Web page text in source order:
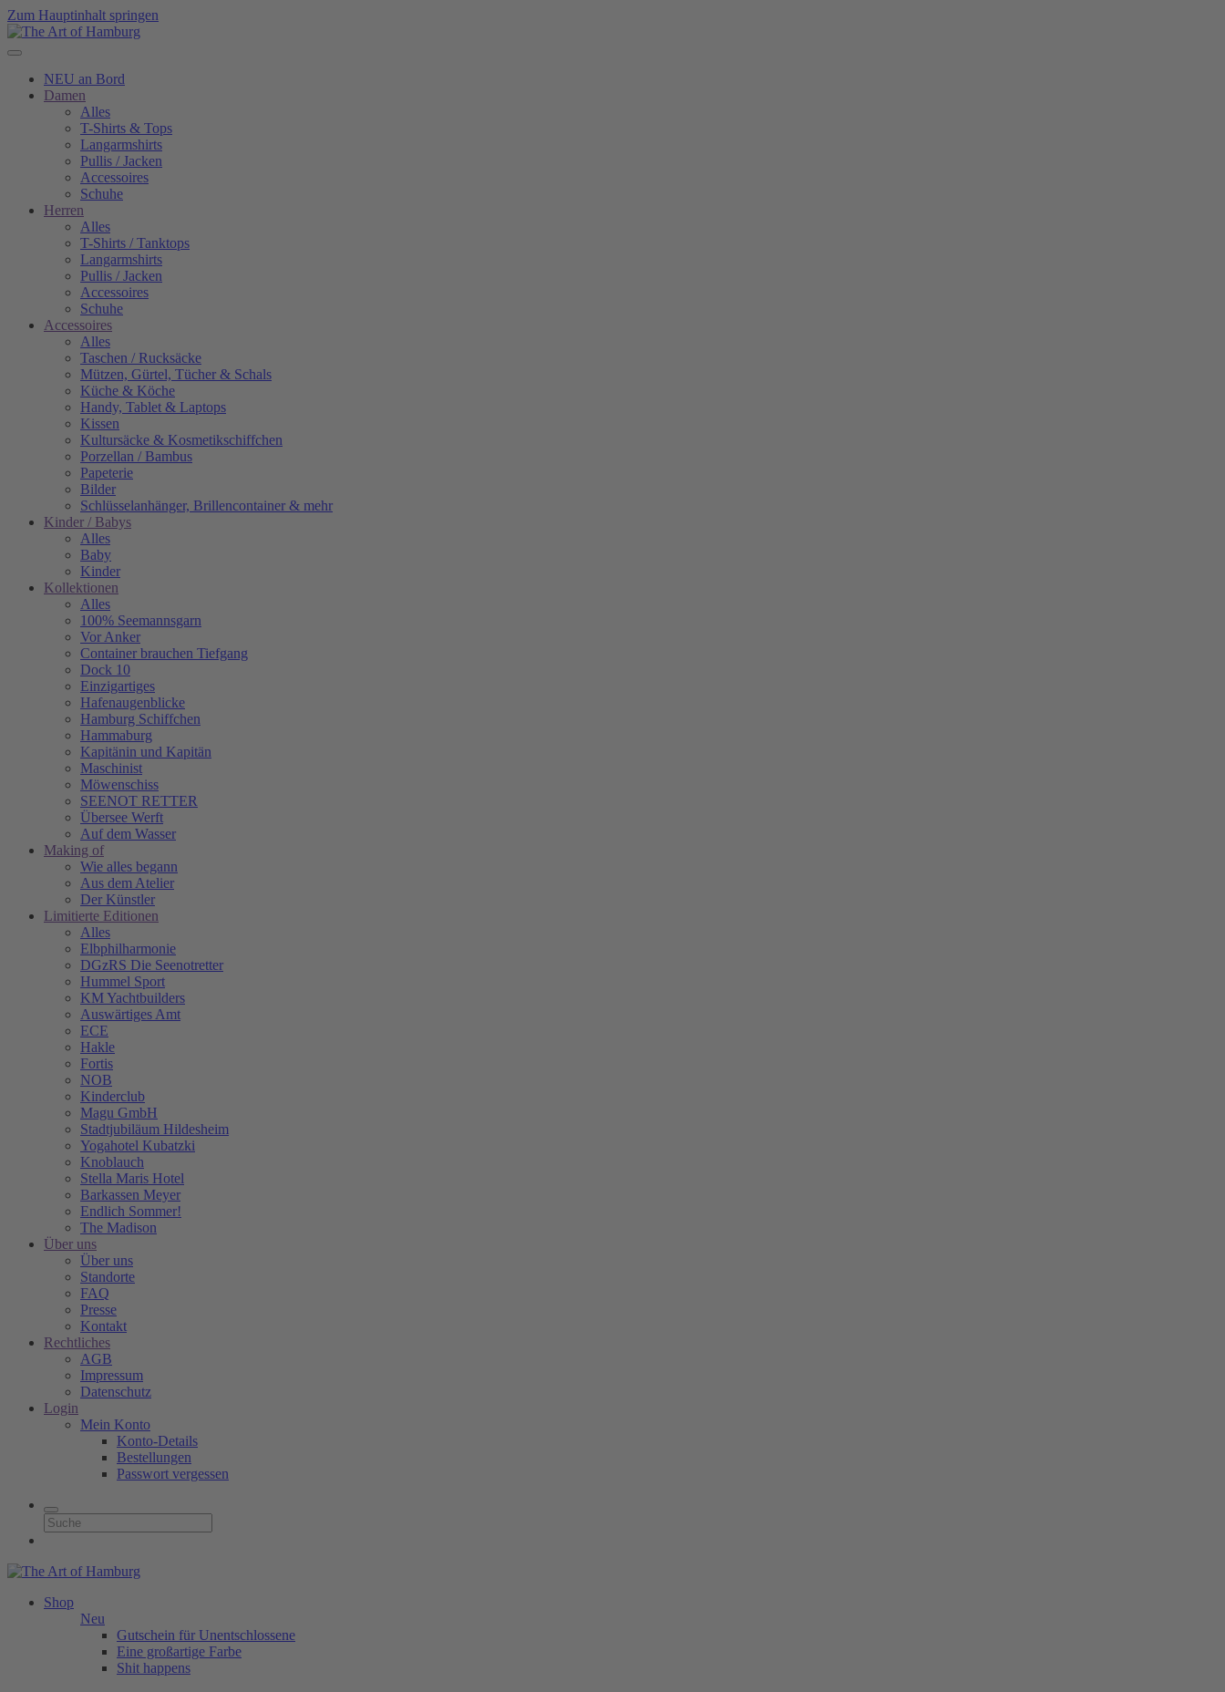
Zum Hauptinhalt springen
NEU an Bord
Damen
Alles
T-Shirts & Tops
Langarmshirts
Pullis / Jacken
Accessoires
Schuhe
Herren
Alles
T-Shirts / Tanktops
Langarmshirts
Pullis / Jacken
Accessoires
Schuhe
Accessoires
Alles
Taschen / Rucksäcke
Mützen, Gürtel, Tücher & Schals
Küche & Köche
Handy, Tablet & Laptops
Kissen
Kultursäcke & Kosmetikschiffchen
Porzellan / Bambus
Papeterie
Bilder
Schlüsselanhänger, Brillencontainer & mehr
Kinder / Babys
Alles
Baby
Kinder
Kollektionen
Alles
100% Seemannsgarn
Vor Anker
Container brauchen Tiefgang
Dock 10
Einzigartiges
Hafenaugen­blicke
Hamburg Schiffchen
Hammaburg
Kapitänin und Kapitän
Maschinist
Möwenschiss
SEENOT RETTER
Übersee Werft
Auf dem Wasser
Making of
Wie alles begann
Aus dem Atelier
Der Künstler
Limitierte Editionen
Alles
Elbphilharmonie
DGzRS Die Seenotretter
Hummel Sport
KM Yachtbuilders
Auswärtiges Amt
ECE
Hakle
Fortis
NOB
Kinderclub
Magu GmbH
Stadtjubiläum Hildesheim
Yogahotel Kubatzki
Knoblauch
Stella Maris Hotel
Barkassen Meyer
Endlich Sommer!
The Madison
Über uns
Über uns
Standorte
FAQ
Presse
Kontakt
Rechtliches
AGB
Impressum
Datenschutz
Login
Mein Konto
Konto-Details
Bestellungen
Passwort vergessen
Shop
Neu
Gutschein für Unentschlossene
Eine großartige Farbe
Shit happens